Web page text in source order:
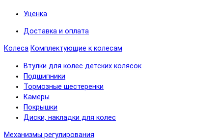
Уценка
Доставка и оплата
Колеса Комплектующие к колесам
Втулки для колес детских колясок
Подшипники
Тормозные шестеренки
Камеры
Покрышки
Диски, накладки для колес
Механизмы регулирования